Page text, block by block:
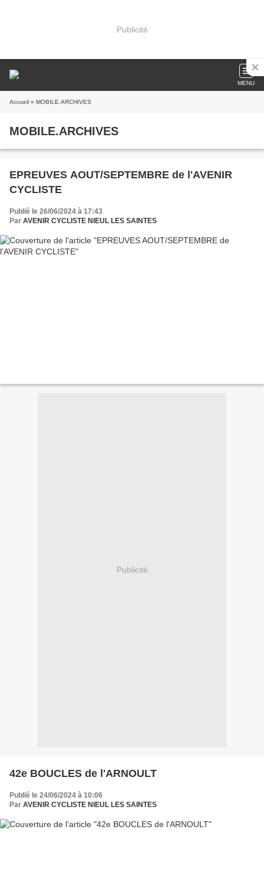
Publicité
MENU
Accueil » MOBILE.ARCHIVES
MOBILE.ARCHIVES
EPREUVES AOUT/SEPTEMBRE de l'AVENIR
CYCLISTE
Publié le 26/06/2024 à 17:43
Par AVENIR CYCLISTE NIEUL LES SAINTES
Publicité
42e BOUCLES de l'ARNOULT
Publié le 24/06/2024 à 10:06
Par AVENIR CYCLISTE NIEUL LES SAINTES